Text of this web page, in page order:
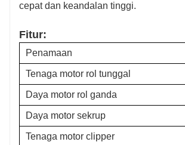
cepat dan keandalan tinggi.
Fitur:
Penamaan
Tenaga motor rol tunggal
Daya motor rol ganda
Daya motor sekrup
Tenaga motor clipper